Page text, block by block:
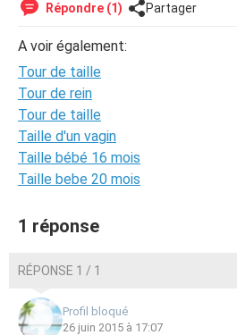
Répondre (1) Partager
A voir également:
Tour de taille
Tour de rein
Tour de taille
Taille d'un vagin
Taille bébé 16 mois
Taille bebe 20 mois
1 réponse
RÉPONSE 1 / 1
Profil bloqué
26 juin 2015 à 17:07